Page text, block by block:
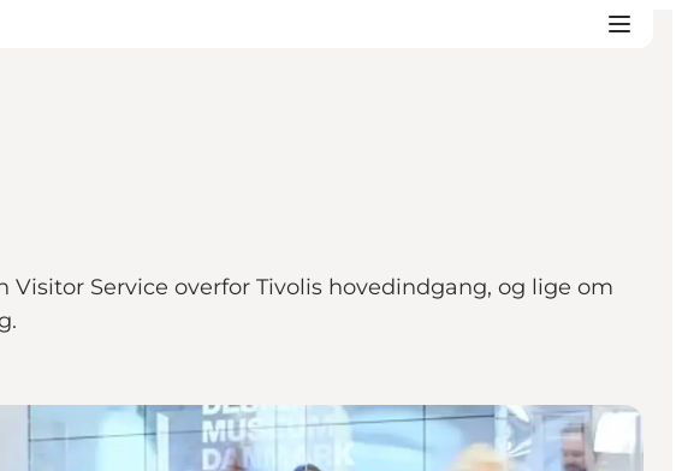
Service overfor Tivolis hovedindgang, og lige om